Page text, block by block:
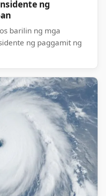
ng
barilin ng mga
ng paggamit ng